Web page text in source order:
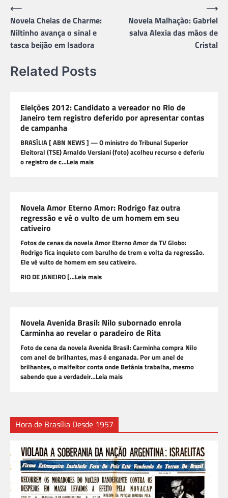
Navegação
de
Post
⟵
Novela Cheias de Charme:
Niltinho avança o sinal e
tasca beijão em Isadora
Novela Malhação: Gabriel
salva Alexia das mãos de
Cristal
⟶
Related Posts
Eleições 2012: Candidato a vereador no Rio de
Janeiro tem registro deferido por apresentar contas
de campanha
BRASÍLIA [ ABN NEWS ] — O ministro do Tribunal Superior
Eleitoral (TSE) Arnaldo Versiani (foto) acolheu recurso e deferiu
o registro de c…Leia mais
Novela Amor Eterno Amor: Rodrigo faz outra
regressão e vê o vulto de um homem em seu
cativeiro
Fotos de cenas da novela Amor Eterno Amor da TV Globo:
Rodrigo fica inquieto com barulho de trem e volta da regressão.
Ele vê vulto de homem em seu cativeiro.
RIO DE JANEIRO […Leia mais
Novela Avenida Brasil: Nilo subornado enrola
Carminha ao revelar o paradeiro de Rita
Foto de cena da novela Avenida Brasil: Carminha compra Nilo
com anel de brilhantes, mas é enganada. Por um anel de
brilhantes, o malfeitor conta onde Betânia trabalha, mesmo
sabendo que a verdadeir…Leia mais
Hora de Brasília Desde 1957